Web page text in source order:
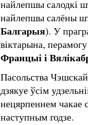
найлепшы салодкі
найлепшы салёны
Балгарыя). У
віктарына,
Францыі і
Пасольства
дзякуе ўсім
нецярпеннем чакае
наступным годзе.